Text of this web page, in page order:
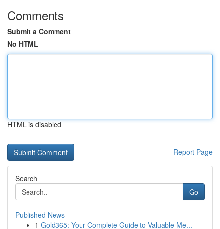
Comments
Submit a Comment
No HTML
HTML is disabled
Report Page
Search
Go
Published News
1 Gold365: Your Complete Guide to Valuable Me...